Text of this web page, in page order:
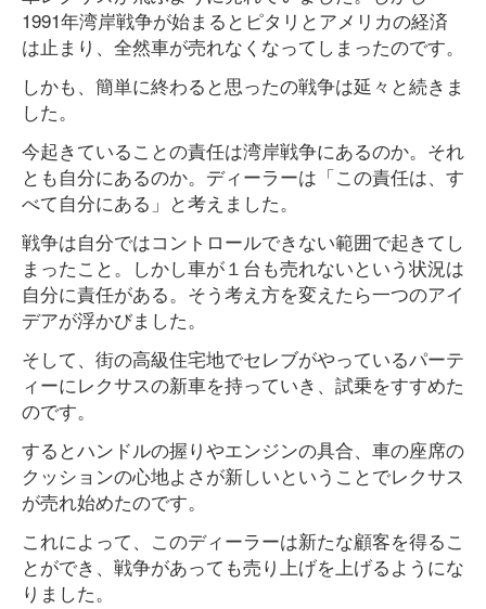
1991年湾岸戦争が始まるとピタリとアメリカの経済
は止まり、全然車が売れなくなってしまったのです。
しかも、簡単に終わると思ったの戦争は延々と続きま
した。
今起きていることの責任は湾岸戦争にあるのか。それ
とも自分にあるのか。ディーラーは「この責任は、す
べて自分にある」と考えました。
戦争は自分ではコントロールできない範囲で起きてし
まったこと。しかし車が１台も売れないという状況は
自分に責任がある。そう考え方を変えたら一つのアイ
デアが浮かびました。
そして、街の高級住宅地でセレブがやっているパーテ
ィーにレクサスの新車を持っていき、試乗をすすめた
のです。
するとハンドルの握りやエンジンの具合、車の座席の
クッションの心地よさが新しいということでレクサス
が売れ始めたのです。
これによって、このディーラーは新たな顧客を得るこ
とができ、戦争があっても売り上げを上げるようにな
りました。